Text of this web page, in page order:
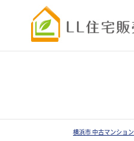
横浜市 中古マンション